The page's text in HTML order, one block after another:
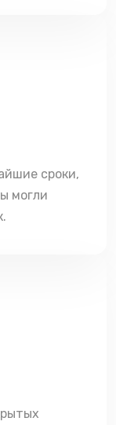
сроки,
могли